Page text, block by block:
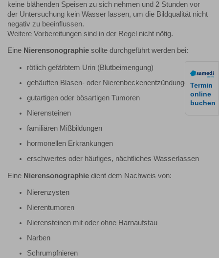
Termin
online
buchen
keine blähenden Speisen zu sich nehmen und 2 Stunden vor
der Untersuchung kein Wasser lassen, um die Bildqualität nicht
negativ zu beeinflussen.
Weitere Vorbereitungen sind in der Regel nicht nötig.
Eine Nierensonographie sollte durchgeführt werden bei:
rötlich gefärbtem Urin (Blutbeimengung)
gehäuften Blasen- oder Nierenbeckenentzündungen
gutartigen oder bösartigen Tumoren
Nierensteinen
familiären Mißbildungen
hormonellen Erkrankungen
erschwertes oder häufiges, nächtliches Wasserlassen
Eine Nierensonographie dient dem Nachweis von:
Nierenzysten
Nierentumoren
Nierensteinen mit oder ohne Harnaufstau
Narben
Schrumpfnieren